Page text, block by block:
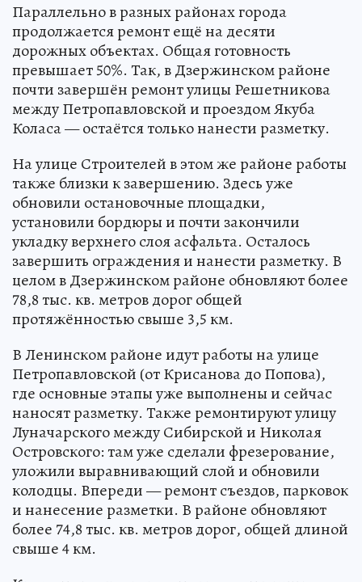
Параллельно в разных районах города
продолжается ремонт ещё на десяти
дорожных объектах. Общая готовность
превышает 50%. Так, в Дзержинском районе
почти завершён ремонт улицы Решетникова
между Петропавловской и проездом Якуба
Коласа — остаётся только нанести разметку.
На улице Строителей в этом же районе работы
также близки к завершению. Здесь уже
обновили остановочные площадки,
установили бордюры и почти закончили
укладку верхнего слоя асфальта. Осталось
завершить ограждения и нанести разметку. В
целом в Дзержинском районе обновляют более
78,8 тыс. кв. метров дорог общей
протяжённостью свыше 3,5 км.
В Ленинском районе идут работы на улице
Петропавловской (от Крисанова до Попова),
где основные этапы уже выполнены и сейчас
наносят разметку. Также ремонтируют улицу
Луначарского между Сибирской и Николая
Островского: там уже сделали фрезерование,
уложили выравнивающий слой и обновили
колодцы. Впереди — ремонт съездов, парковок
и нанесение разметки. В районе обновляют
более 74,8 тыс. кв. метров дорог, общей длиной
свыше 4 км.